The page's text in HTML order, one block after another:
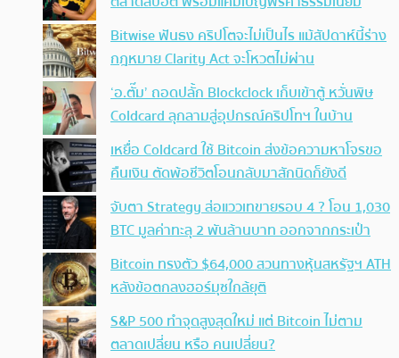
Bitwise ฟันธง คริปโตจะไม่เป็นไร แม้สัปดาห์นี้ร่าง
กฎหมาย Clarity Act จะโหวตไม่ผ่าน
‘อ.ตั๊ม’ ถอดปลั้ก Blockclock เก็บเข้าตู้ หวั่นพิษ
Coldcard ลุกลามสู่อุปกรณ์คริปโทฯ ในบ้าน
เหยื่อ Coldcard ใช้ Bitcoin ส่งข้อความหาโจรขอ
คืนเงิน ตัดพ้อชีวิตโอนกลับมาสักนิดก็ยังดี
จับตา Strategy ส่อแววเทขายรอบ 4 ? โอน 1,030
BTC มูลค่าทะลุ 2 พันล้านบาท ออกจากกระเป๋า
Bitcoin ทรงตัว $64,000 สวนทางหุ้นสหรัฐฯ ATH
หลังข้อตกลงฮอร์มุซใกล้ยุติ
S&P 500 ทำจุดสูงสุดใหม่ แต่ Bitcoin ไม่ตาม
ตลาดเปลี่ยน หรือ คนเปลี่ยน?